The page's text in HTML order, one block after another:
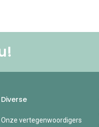
Diverse
Onze vertegenwoordigers